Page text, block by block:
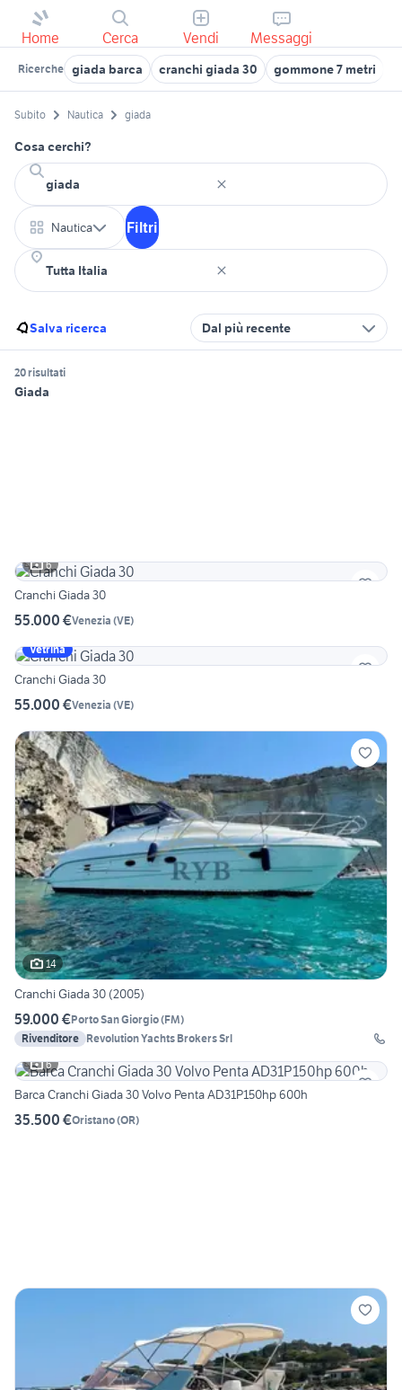
Home Cerca Vendi Messaggi
Ricerche giada barca cranchi giada 30 gommone 7 metri
Subito Nautica giada
Cosa cerchi?
Nautica Filtri
Salva ricerca Dal più recente
20 risultati
Giada
6
Cranchi Giada 30
55.000 €Venezia (VE)
Vetrina
Cranchi Giada 30
55.000 €Venezia (VE)
14
Cranchi Giada 30 (2005)
59.000 €Porto San Giorgio(FM)
Rivenditore Revolution Yachts Brokers Srl
6
Barca Cranchi Giada 30 Volvo Penta AD31P150hp 600h
35.500 €Oristano(OR)